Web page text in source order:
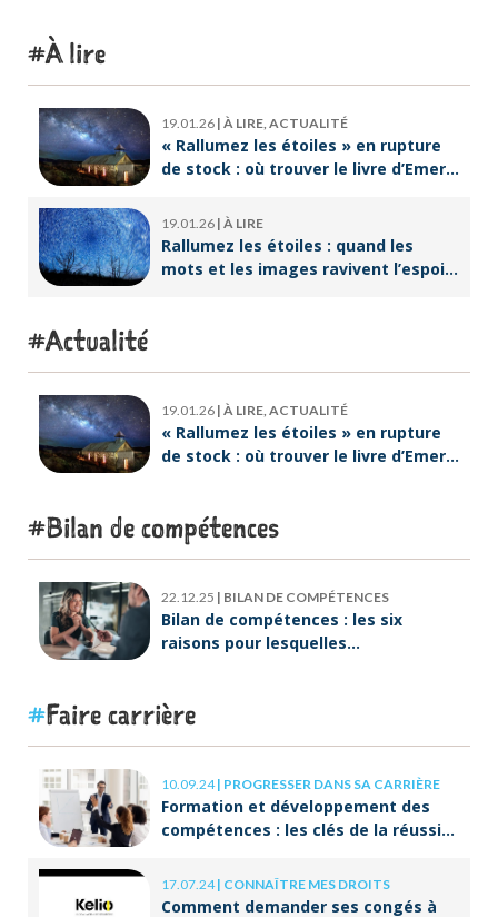
À lire
19.01.26 | À LIRE, ACTUALITÉ
« Rallumez les étoiles » en rupture
de stock : où trouver le livre d’Emeric
19.01.26 | À LIRE
Rallumez les étoiles : quand les
mots et les images ravivent l’espoir
Actualité
19.01.26 | À LIRE, ACTUALITÉ
« Rallumez les étoiles » en rupture
de stock : où trouver le livre d’Emeric
Bilan de compétences
22.12.25 | BILAN DE COMPÉTENCES
Bilan de compétences : les six
raisons pour lesquelles
Faire carrière
10.09.24| PROGRESSER DANS SA CARRIÈRE
Formation et développement des
compétences : les clés de la réussite
17.07.24| CONNAÎTRE MES DROITS
Comment demander ses congés à